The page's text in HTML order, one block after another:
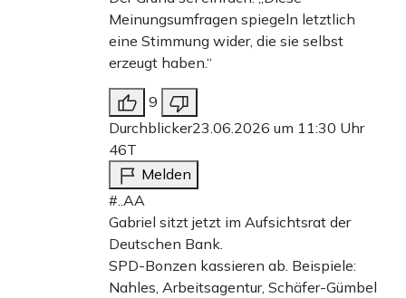
Meinungsumfragen spiegeln letztlich
eine Stimmung wider, die sie selbst
erzeugt haben.“
9
Durchblicker23.06.2026 um 11:30 Uhr
46T
Melden
#..AA
Gabriel sitzt jetzt im Aufsichtsrat der
Deutschen Bank.
SPD-Bonzen kassieren ab. Beispiele:
Nahles, Arbeitsagentur, Schäfer-Gümbel